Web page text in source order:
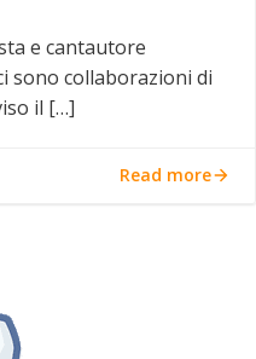
e cantautore
sono collaborazioni di
il […]
Read more